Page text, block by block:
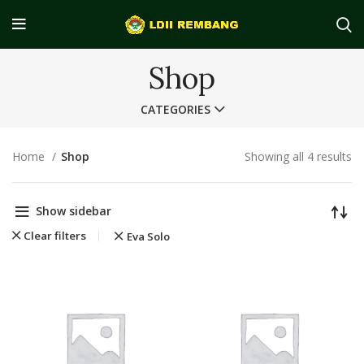
Shop
CATEGORIES
Home Shop Showing all 4 results
Show sidebar
Clear filters Eva Solo